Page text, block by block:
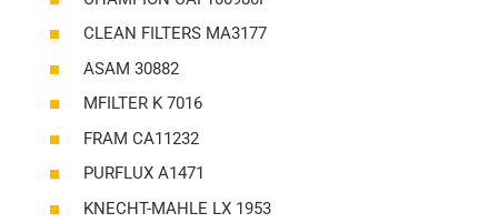
CLEAN FILTERS MA3177
ASAM 30882
MFILTER K 7016
FRAM CA11232
PURFLUX A1471
KNECHT-MAHLE LX 1953